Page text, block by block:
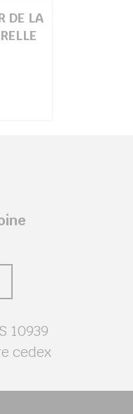
DE LA
10939
cedex